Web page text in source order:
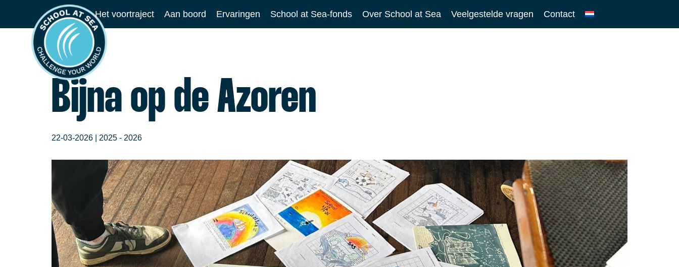
de
School
at
Sea
Het voortraject Aan boord Ervaringen School at Sea-fonds Over School at Sea Veelgestelde vragen Contact
Bijna op de Azoren
22-03-2026 | 2025 - 2026